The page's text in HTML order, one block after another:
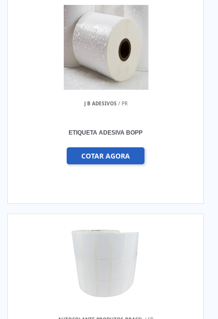
J B ADESIVOS / PR
ETIQUETA ADESIVA BOPP
COTAR AGORA